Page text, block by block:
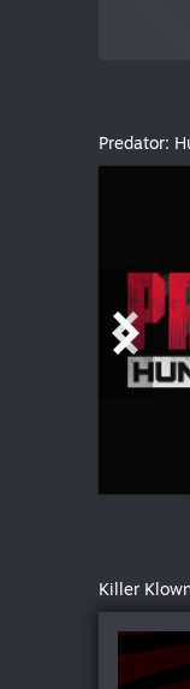
Predator:
Killer